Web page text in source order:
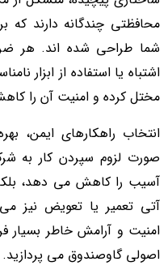
محافظتی چندگانه دارند که
شما طراحی شده اند. هر
اشتباه یا استفاده از ابزار
مختل کرده و امنیت آن را
انتخاب راهکارهای ایمن،
صورت لزوم سپردن کار به
آسیب را کاهش می دهد،
آتی تعمیر یا تعویض نیز
امنیت و آرامش خاطر بسیار
اصولی گاوصندوق می پردازید.